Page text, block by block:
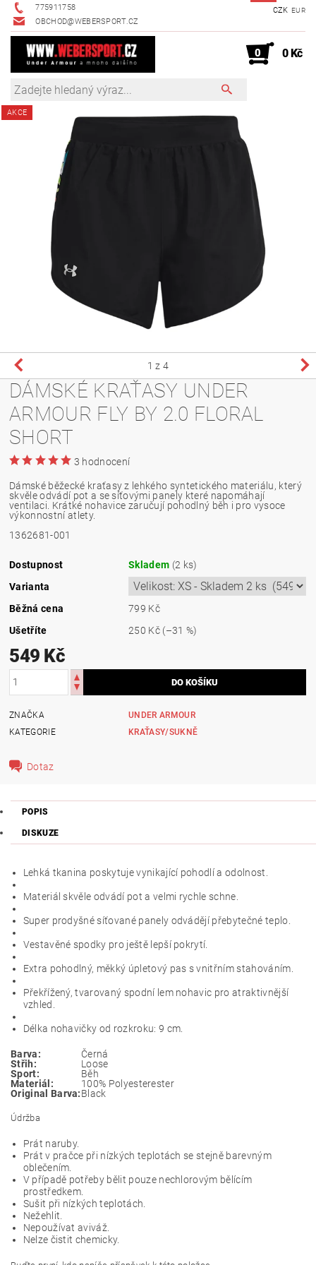
775911758
OBCHOD@WEBERSPORT.CZ
CZK EUR
0 0 Kč
AKCE
1 z 4
DÁMSKÉ KRAŤASY UNDER
ARMOUR FLY BY 2.0 FLORAL
SHORT
3 hodnocení
Dámské běžecké kraťasy z lehkého syntetického materiálu, který
skvěle odvádí pot a se síťovými panely které napomáhají
ventilaci. Krátké nohavice zaručují pohodlný běh i pro vysoce
výkonnostní atlety.
1362681-001
Dostupnost Skladem (2 ks)
Varianta
Běžná cena
799 Kč
Ušetříte
250 Kč (–31 %)
549 Kč
ZNAČKA
UNDER ARMOUR
KATEGORIE
KRAŤASY/SUKNĚ
Dotaz
POPIS
DISKUZE
Lehká tkanina poskytuje vynikající pohodlí a odolnost.
Materiál skvěle odvádí pot a velmi rychle schne.
Super prodyšné síťované panely odvádějí přebytečné teplo.
Vestavěné spodky pro ještě lepší pokrytí.
Extra pohodlný, měkký úpletový pas s vnitřním stahováním.
Překřížený, tvarovaný spodní lem nohavic pro atraktivnější
vzhled.
Délka nohavičky od rozkroku: 9 cm.
Barva:
Černá
Střih:
Loose
Sport:
Běh
Materiál:
100% Polyesterester
Original Barva:Black
Údržba
Prát naruby.
Prát v pračce při nízkých teplotách se stejně barevným
oblečením.
V případě potřeby bělit pouze nechlorovým bělícím
prostředkem.
Sušit při nízkých teplotách.
Nežehlit.
Nepoužívat aviváž.
Nelze čistit chemicky.